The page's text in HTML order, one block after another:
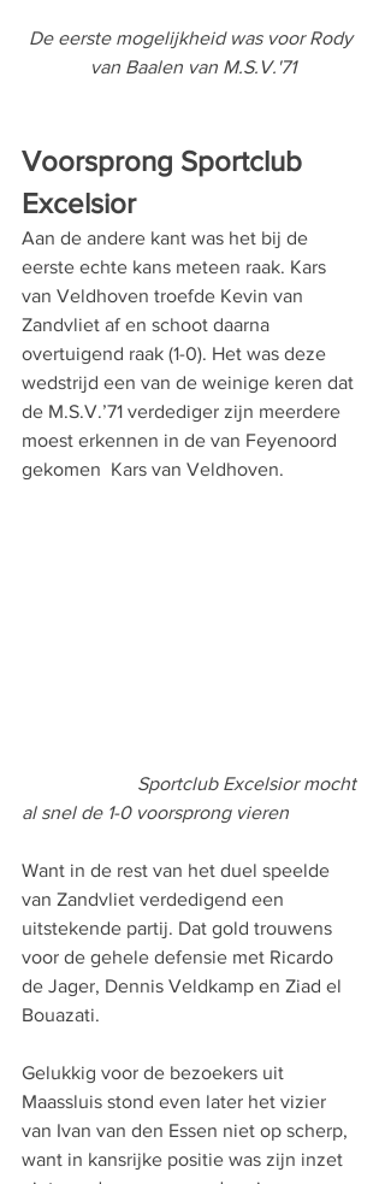
De eerste mogelijkheid was voor Rody
van Baalen van M.S.V.'71
Voorsprong Sportclub
Excelsior
Aan de andere kant was het bij de
eerste echte kans meteen raak. Kars
van Veldhoven troefde Kevin van
Zandvliet af en schoot daarna
overtuigend raak (1-0). Het was deze
wedstrijd een van de weinige keren dat
de M.S.V.’71 verdediger zijn meerdere
moest erkennen in de van Feyenoord
gekomen  Kars van Veldhoven.
al snel de 1-0 voorsprong vieren
Want in de rest van het duel speelde
van Zandvliet verdedigend een
uitstekende partij. Dat gold trouwens
voor de gehele defensie met Ricardo
de Jager, Dennis Veldkamp en Ziad el
Bouazati.
Gelukkig voor de bezoekers uit
Maassluis stond even later het vizier
van Ivan van den Essen niet op scherp,
want in kansrijke positie was zijn inzet